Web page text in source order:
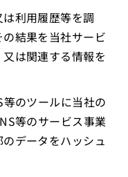
利用履歴等を調
結果を当社サービ
は関連する情報を
のツールに当社の
等のサービス事業
データをハッシュ